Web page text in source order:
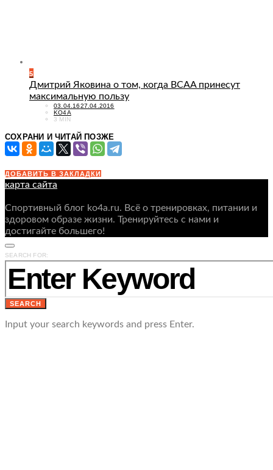
5
Дмитрий Яковина о том, когда BCAA принесут
максимальную пользу
POSTED
ON
03.04.1627.04.2016
KO4A
3 MIN
СОХРАНИ И ЧИТАЙ ПОЗЖЕ
ДОБАВИТЬ В ЗАКЛАДКИ
карта сайта
Спортивный блог ko4a.ru. Всё о тренировках, питании и
здоровом образе жизни. Тренируйтесь с нами и
достигайте большего!
SEARCH FOR:
SEARCH
Input your search keywords and press Enter.